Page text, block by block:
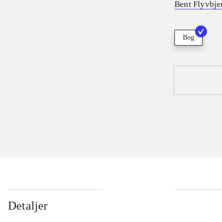
Bent
Bog
Detaljer